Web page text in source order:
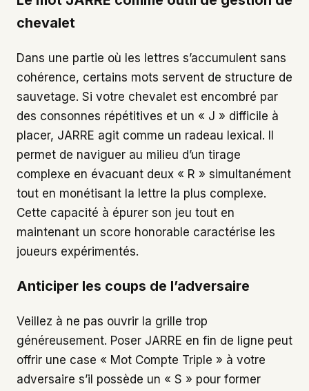
chevalet
Dans une partie où les lettres s’accumulent sans
cohérence, certains mots servent de structure de
sauvetage. Si votre chevalet est encombré par
des consonnes répétitives et un « J » difficile à
placer, JARRE agit comme un radeau lexical. Il
permet de naviguer au milieu d’un tirage
complexe en évacuant deux « R » simultanément
tout en monétisant la lettre la plus complexe.
Cette capacité à épurer son jeu tout en
maintenant un score honorable caractérise les
joueurs expérimentés.
Anticiper les coups de l’adversaire
Veillez à ne pas ouvrir la grille trop
généreusement. Poser JARRE en fin de ligne peut
offrir une case « Mot Compte Triple » à votre
adversaire s’il possède un « S » pour former